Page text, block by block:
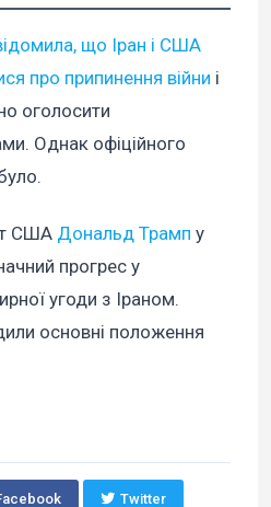
що Іран і США
про припинення війни і
оголосити
Однак офіційного
США Дональд Трамп у
прогрес у
угоди з Іраном.
основні положення
Twitter